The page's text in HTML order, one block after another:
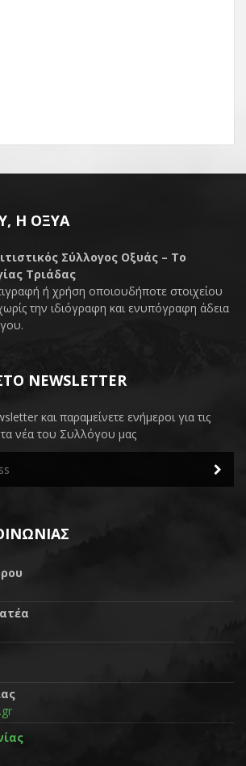
Η ΟΞΥΆ
Σύλλογος Οξυάς – Το
Τριάδας
ή χρήση οποιουδήποτε στοιχείου
την ιδιόγραφη και ενυπόγραφη άδεια
NEWSLETTER
και παραμείνετε ενήμεροι για τις
τα νέα του Συλλόγου μας